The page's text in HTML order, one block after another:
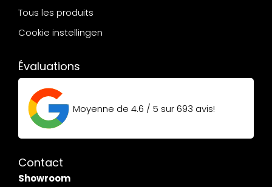
Tous les produits
Cookie instellingen
Évaluations
Moyenne de 4.6 / 5 sur693 avis!
Contact
Showroom